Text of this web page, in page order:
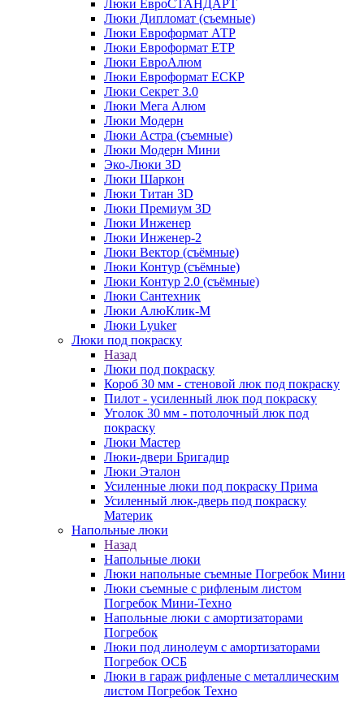
Люки ЕвроСТАНДАРТ
Люки Дипломат (съемные)
Люки Евроформат АТР
Люки Евроформат ЕТР
Люки ЕвроАлюм
Люки Евроформат ЕСКР
Люки Секрет 3.0
Люки Мега Алюм
Люки Модерн
Люки Астра (съемные)
Люки Модерн Мини
Эко-Люки 3D
Люки Шаркон
Люки Титан 3D
Люки Премиум 3D
Люки Инженер
Люки Инженер-2
Люки Вектор (съёмные)
Люки Контур (съёмные)
Люки Контур 2.0 (съёмные)
Люки Сантехник
Люки АлюКлик-М
Люки Lyuker
Люки под покраску
Назад
Люки под покраску
Короб 30 мм - стеновой люк под покраску
Пилот - усиленный люк под покраску
Уголок 30 мм - потолочный люк под
покраску
Люки Мастер
Люки-двери Бригадир
Люки Эталон
Усиленные люки под покраску Прима
Усиленный люк-дверь под покраску
Материк
Напольные люки
Назад
Напольные люки
Люки напольные съемные Погребок Мини
Люки съемные с рифленым листом
Погребок Мини-Техно
Напольные люки с амортизаторами
Погребок
Люки под линолеум с амортизаторами
Погребок ОСБ
Люки в гараж рифленые с металлическим
листом Погребок Техно